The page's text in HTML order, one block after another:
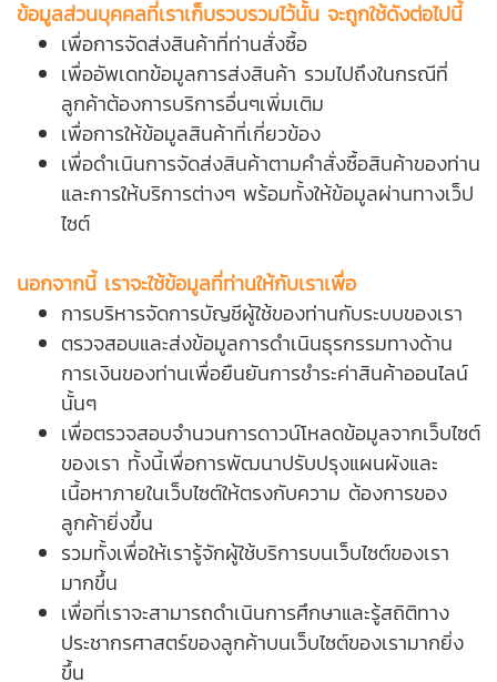
ข้อมูลส่วนบุคคลที่เราเก็บรวบรวมไว้นั้น จะถูกใช้ดังต่อไปนี้
เพื่อการจัดส่งสินค้าที่ท่านสั่งซื้อ
เพื่ออัพเดทข้อมูลการส่งสินค้า รวมไปถึงในกรณีที่
ลูกค้าต้องการบริการอื่นๆเพิ่มเติม
เพื่อการให้ข้อมูลสินค้าที่เกี่ยวข้อง
เพื่อดำเนินการจัดส่งสินค้าตามคำสั่งซื้อสินค้าของท่าน
และการให้บริการต่างๆ พร้อมทั้งให้ข้อมูลผ่านทางเว็ป
ไซต์
นอกจากนี้ เราจะใช้ข้อมูลที่ท่านให้กับเราเพื่อ
การบริหารจัดการบัญชีผู้ใช้ของท่านกับระบบของเรา
ตรวจสอบและส่งข้อมูลการดำเนินธุรกรรมทางด้าน
การเงินของท่านเพื่อยืนยันการชำระค่าสินค้าออนไลน์
นั้นๆ
เพื่อตรวจสอบจำนวนการดาวน์โหลดข้อมูลจากเว็บไซต์
ของเรา ทั้งนี้เพื่อการพัฒนาปรับปรุงแผนผังและ
เนื้อหาภายในเว็บไซต์ให้ตรงกับความ ต้องการของ
ลูกค้ายิ่งขึ้น
รวมทั้งเพื่อให้เรารู้จักผู้ใช้บริการบนเว็บไซต์ของเรา
มากขึ้น
เพื่อที่เราจะสามารถดำเนินการศึกษาและรู้สถิติทาง
ประชากรศาสตร์ของลูกค้าบนเว็บไซต์ของเรามากยิ่ง
ขึ้น